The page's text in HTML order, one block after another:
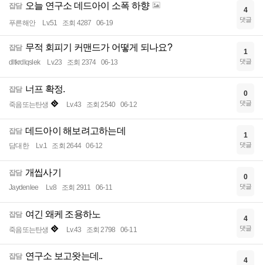
잡담 오늘 연구소 데드아이 소폭 하향
푸른해안 Lv.51 조회 4287 06-19
4
댓글
잡담 무적 회피기 커맨드가 어떻게 되나요?
dltkrdlqslek Lv.23 조회 2374 06-13
1
댓글
잡담 너프 확정.
죽음또는탄생 Lv.43 조회 2540 06-12
0
댓글
잡담 데드아이 해보려고하는데
담대한 Lv.1 조회 2644 06-12
1
댓글
잡담 개씹사기
Jaydenlee Lv.8 조회 2911 06-11
0
댓글
잡담 여긴 왜케 조용하노
죽음또는탄생 Lv.43 조회 2798 06-11
4
댓글
잡담 연구소 보고왓는데.. 4